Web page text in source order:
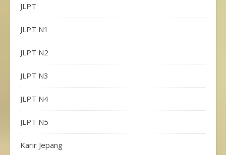
JLPT
JLPT N1
JLPT N2
JLPT N3
JLPT N4
JLPT N5
Karir Jepang